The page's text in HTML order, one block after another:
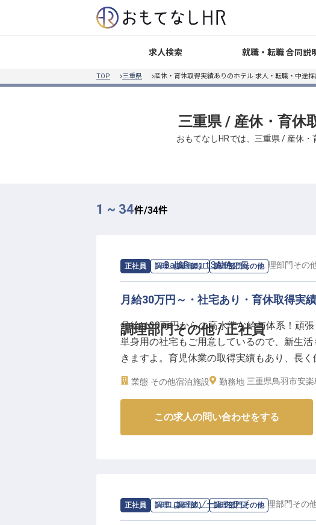
求人検索 就職・転職 合同説
TOP 三重県 産休・育休取得実績ありのホテル 求人・転職・中途
三重県 / 産休・育休
おもてなしHRでは、三重県 / 産休
1 ~ 34件/34件
正社員 調理（調理師） 調理部門その他
調理部門その他 / 正社員
求人情報：Bali&Resort SAYAの風の調理部門その
月給30万円～・社宅あり・育休取得実
月給は30万円からの高水準な給与体系！頑
単身用の社宅もご用意しているので、新生
きますよ。育児休業の取得実績もあり、長
です。Bali&Resort SAYAの風は、バリに来
えし、情緒あふれる客室でおもてなしをし
業態 その他宿泊施設 勤務地 三重県鳥羽市安
この求人の問い合わせをする
正社員 調理（調理師） 調理部門その他
求人情報：ココパリゾートクラブの調理部門その